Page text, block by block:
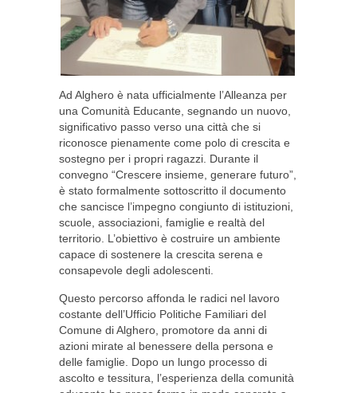
Ad Alghero è nata ufficialmente l’Alleanza per
una Comunità Educante, segnando un nuovo,
significativo passo verso una città che si
riconosce pienamente come polo di crescita e
sostegno per i propri ragazzi. Durante il
convegno “Crescere insieme, generare futuro”,
è stato formalmente sottoscritto il documento
che sancisce l’impegno congiunto di istituzioni,
scuole, associazioni, famiglie e realtà del
territorio. L’obiettivo è costruire un ambiente
capace di sostenere la crescita serena e
consapevole degli adolescenti.
Questo percorso affonda le radici nel lavoro
costante dell’Ufficio Politiche Familiari del
Comune di Alghero, promotore da anni di
azioni mirate al benessere della persona e
delle famiglie. Dopo un lungo processo di
ascolto e tessitura, l’esperienza della comunità